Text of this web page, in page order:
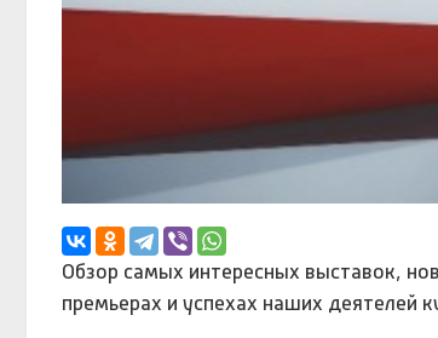
Обзор самых интересных выставок,
премьерах и успехах наших деятелей